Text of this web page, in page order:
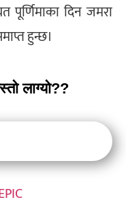
पूर्णिमाका दिन जमरा
हुन्छ।
लाग्यो??